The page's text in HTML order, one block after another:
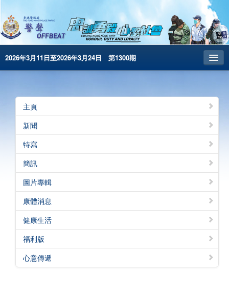
2026年3月11日至2026年3月24日 第1300期
昔日警聲
警務處主頁
简体版
English
電子書版
警聲特刊
主頁
新聞
特寫
簡訊
圖片專輯
康體消息
健康生活
福利版
心意傳遞